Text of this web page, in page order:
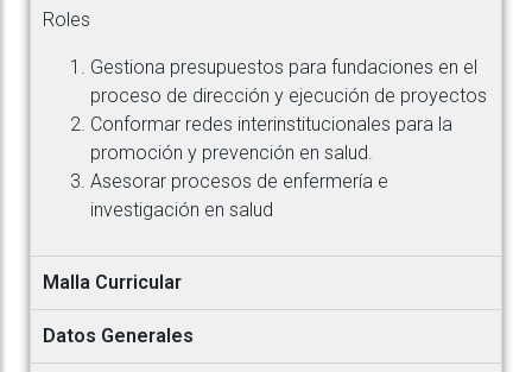
Roles
Gestiona presupuestos para fundaciones en el
proceso de dirección y ejecución de proyectos
Conformar redes interinstitucionales para la
promoción y prevención en salud.
Asesorar procesos de enfermería e
investigación en salud
Malla Curricular
Datos Generales